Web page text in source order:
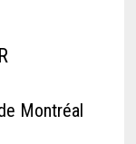
Montréal